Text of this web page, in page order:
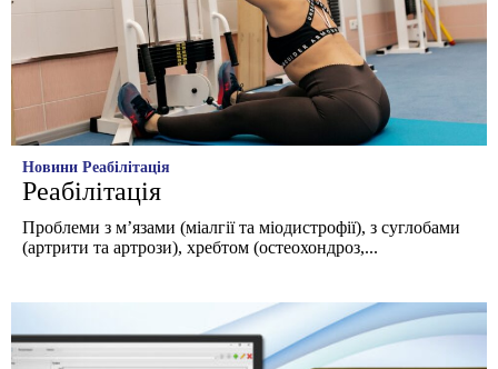
Новини Реабілітація
Реабілітація
Проблеми з м’язами (міалгії та міодистрофії), з суглобами
(артрити та артрози), хребтом (остеохондроз,...